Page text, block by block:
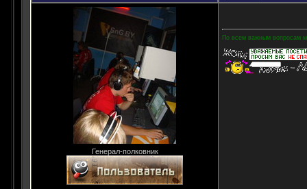
Генерал-полковник
По всем важным вопросам